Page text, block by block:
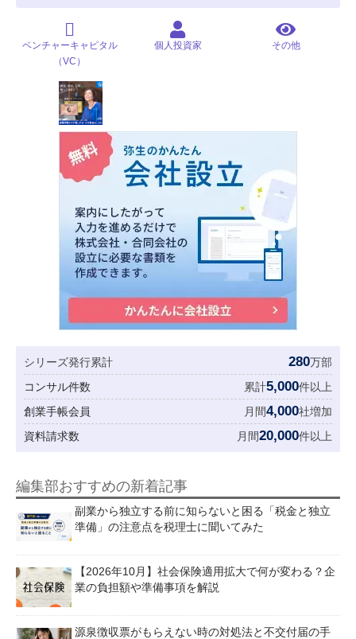
ベンチャーキャピタル
（VC）
個人投資家 その他
シリーズ発行累計 280万部
コンサル件数
累計5,000件以上
創業手帳会員
月間4,000社増加
資料請求数
月間20,000件以上
編集部おすすめの新着記事
副業から独立する前に知らないと困る「税金と独立
準備」の注意点を税理士に聞いてみた
【2026年10月】社会保険適用拡大で何が変わる？企
業の負担額や準備事項を解説
源泉徴収票がもらえない時の対処法と不交付届の手